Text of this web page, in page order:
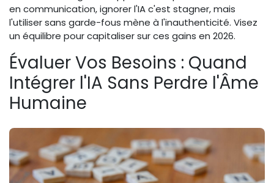
en communication, ignorer l'IA c'est stagner, mais
l'utiliser sans garde-fous mène à l'inauthenticité. Visez
un équilibre pour capitaliser sur ces gains en 2026.
Évaluer Vos Besoins : Quand
Intégrer l'IA Sans Perdre l'Âme
Humaine